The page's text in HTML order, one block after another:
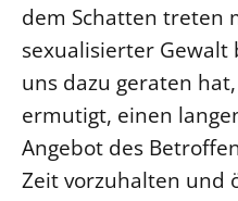
dem Schatten treten
sexualisierter Gewalt
uns dazu geraten
ermutigt, einen
Angebot des
Zeit vorzuhalten und
Kantine Speiseplan
Kirchliches Amtsblatt
Kirchliche Verwaltung
Klimaschutzgesetz
Kunstreferat
NKVK